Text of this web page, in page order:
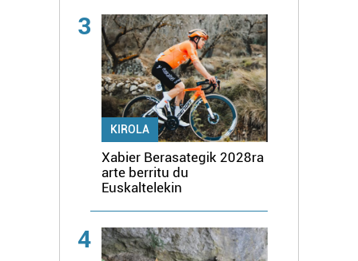
3
KIROLA
Xabier Berasategik 2028ra
arte berritu du
Euskaltelekin
4